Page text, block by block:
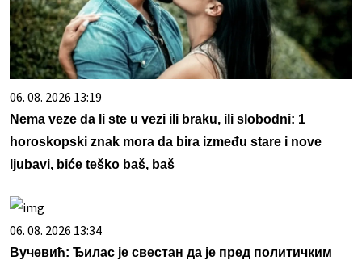
06. 08. 2026 13:19
Nema veze da li ste u vezi ili braku, ili slobodni: 1
horoskopski znak mora da bira između stare i nove
ljubavi, biće teško baš, baš
06. 08. 2026 13:34
Вучевић: Ђилас је свестан да је пред политичким